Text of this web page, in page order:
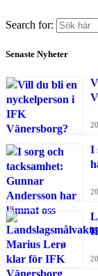
Search for:
Senaste Nyheter
I